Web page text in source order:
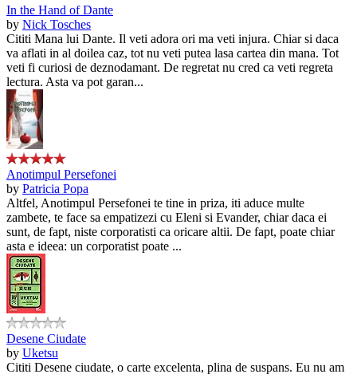
In the Hand of Dante
by Nick Tosches
Cititi Mana lui Dante. Il veti adora ori ma veti injura. Chiar si daca
va aflati in al doilea caz, tot nu veti putea lasa cartea din mana. Tot
veti fi curiosi de deznodamant. De regretat nu cred ca veti regreta
lectura. Asta va pot garan...
Anotimpul Persefonei
by Patricia Popa
Altfel, Anotimpul Persefonei te tine in priza, iti aduce multe
zambete, te face sa empatizezi cu Eleni si Evander, chiar daca ei
sunt, de fapt, niste corporatisti ca oricare altii. De fapt, poate chiar
asta e ideea: un corporatist poate ...
Desene Ciudate
by Uketsu
Cititi Desene ciudate, o carte excelenta, plina de suspans. Eu nu am